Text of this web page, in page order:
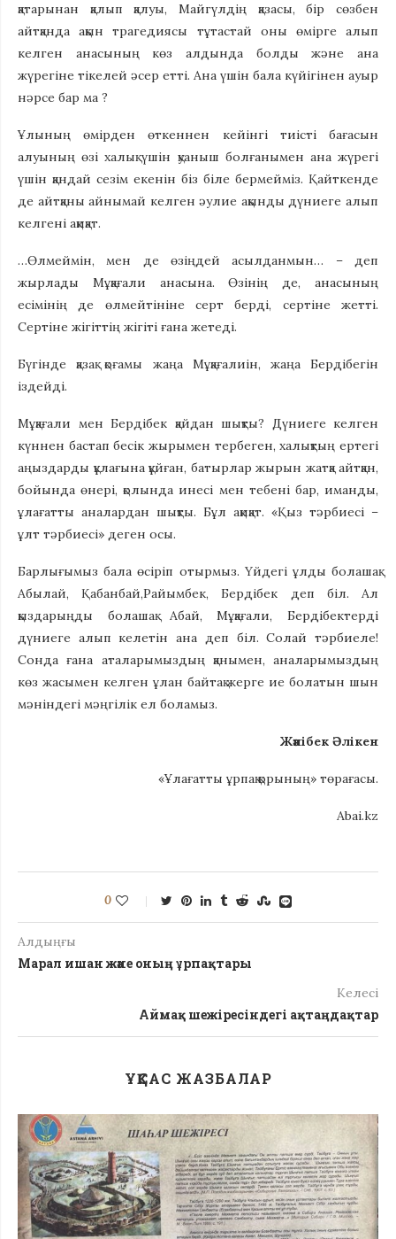
қатарынан қалып қалуы, Майгүлдің қазасы, бір сөзбен
айтқанда ақын трагедиясы тұтастай оны өмірге алып
келген анасының көз алдында болды және ана
жүрегіне тікелей әсер етті. Ана үшін бала күйігінен ауыр
нәрсе бар ма ?
Ұлының өмірден өткеннен кейінгі тиісті бағасын
алуының өзі халық үшін қуаныш болғанымен ана жүрегі
үшін қандай сезім екенін біз біле бермейміз. Қайткенде
де айтқаны айнымай келген әулие ақынды дүниеге алып
келгені ақиқат.
…Өлмеймін, мен де өзіңдей асылданмын… – деп
жырлады Мұқағали анасына. Өзінің де, анасының
есімінің де өлмейтініне серт берді, сертіне жетті.
Сертіне жігіттің жігіті ғана жетеді.
Бүгінде қазақ қоғамы жаңа Мұқағалиін, жаңа Бердібегін
іздейді.
Мұқағали мен Бердібек қайдан шықты? Дүниеге келген
күннен бастап бесік жырымен тербеген, халықтың ертегі
аңыздарды құлағына құйған, батырлар жырын жатқа айтқан,
бойында өнері, қолында инесі мен тебені бар, иманды,
ұлағатты аналардан шықты. Бұл ақиқат. «Қыз тәрбиесі –
ұлт тәрбиесі» деген осы.
Барлығымыз бала өсіріп отырмыз. Үйдегі ұлды болашақ
Абылай, Қабанбай,Райымбек, Бердібек деп біл. Ал
қыздарыңды болашақ Абай, Мұқағали, Бердібектерді
дүниеге алып келетін ана деп біл. Солай тәрбиеле!
Сонда ғана аталарымыздың қанымен, аналарымыздың
көз жасымен келген ұлан байтақ жерге ие болатын шын
мәніндегі мәңгілік ел боламыз.
Жәнібек Әлікен
«Ұлағатты ұрпақ қорының» төрағасы.
Abai.kz
0
Алдыңғы
Марал ишан және оның ұрпақтары
Келесі
Аймақ шежіресіндегі ақтаңдақтар
ҰҚСАС ЖАЗБАЛАР